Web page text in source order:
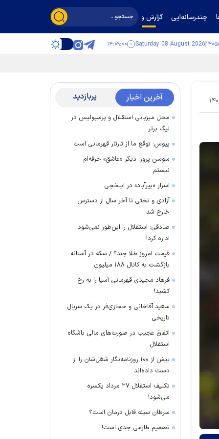
چندرسانه‌ایی گزارش و گفت‌وگو
Saturday 08 August 2026 ۱۴:۰۹:۰۱
۱۲ آخرین اخبار پربازدید
محل میزبانی استقلال و پرسپولیس در
لیگ برتر
پیوس: توقع ما از تارتار قهرمانی است
سوسن پرور: دیگر «عاشق» حرفه‌ام
نیستم
اسرار «پیرآباد» در ایلخچی
آزادی و تختی تا آخر سال از دسترس
خارج شد
صادقی: استقلال را این‌طور نمی‌شود
اداره کرد!
قیمت امروز طلا چند؟ / سکه در آستانه
بازگشت به کانال ۱۸۸ میلیون
فرهاد مجیدی قهرمانی آسیا را به رخ
کشید!
سعید آقاخانی و حجازی‌فر در یک سریال
تاریخی
اتفاق عجیب در صورت‌های مالی باشگاه
استقلال
بیش از ۱۰۰ روزنامه‌نگار شغل‌شان را از
دست داده‌اند
تکلیف استقلال ۲۷ مرداد یکسره
می‌شود!
سرطان سینه قابل درمان است؟
تصمیم طارمی جدی است!